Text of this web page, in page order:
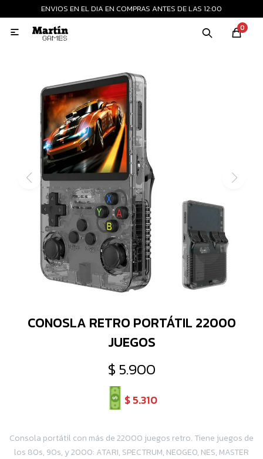
ENVIOS EN EL DIA EN COMPRAS ANTES DE LAS 12:00
0

CONOSLA RETRO PORTÁTIL 22000
JUEGOS
$ 5.900
$5.310
Consola portátil con más de 22000 juegos retro. Tiene juegos de
los 80s, 90s, y 2000: ATARI, SPECTRUM, NEOGEO, NES, MASTER
MI CUENTA
Consolas nuevas
Consolas recertificadas
Juegos
Accesorios